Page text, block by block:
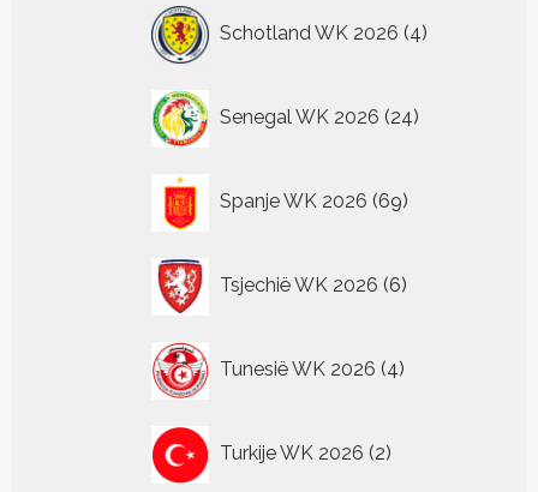
Schotland WK 2026 4
producten
Senegal WK 2026 24
producten
Spanje WK 2026 69
producten
Tsjechië WK 2026 6
producten
Tunesië WK 2026 4
producten
Turkije WK 2026 2
producten